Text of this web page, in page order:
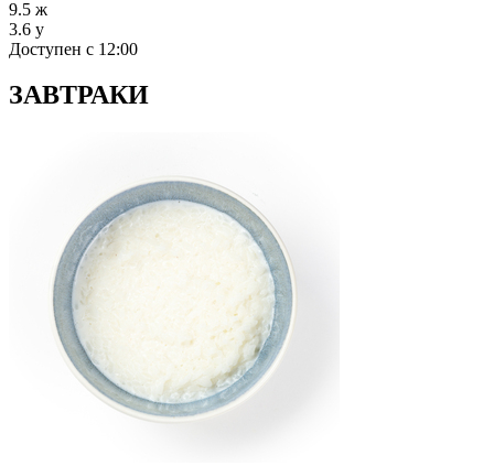
9.5 ж
3.6 у
Доступен с 12:00
ЗАВТРАКИ